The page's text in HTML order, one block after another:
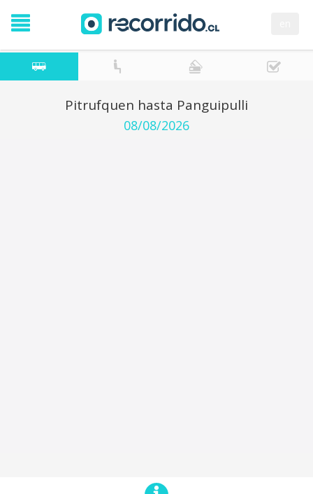
Pitrufquen hasta Panguipulli
08/08/2026